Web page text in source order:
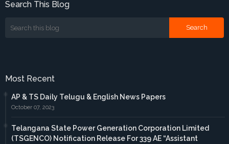
Search This Blog
Most Recent
AP & TS Daily Telugu & English News Papers
October 07, 2023
Telangana State Power Generation Corporation Limited
(TSGENCO) Notification Release For 339 AE “Assistant